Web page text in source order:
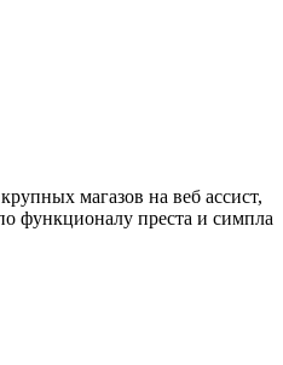
магазов на веб ассист,
функционалу преста и симпла